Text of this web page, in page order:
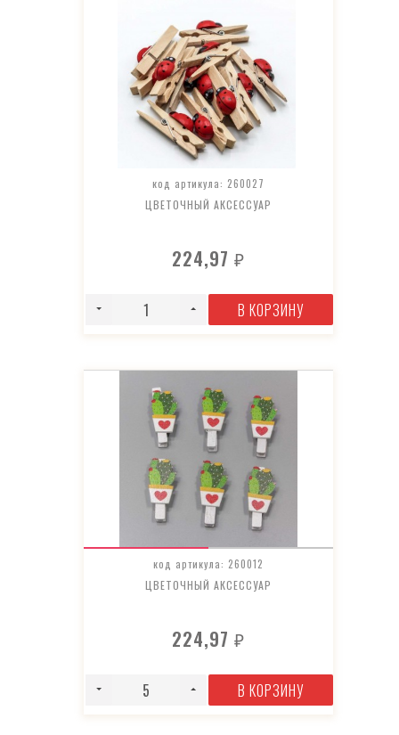
код артикула: 260027
ЦВЕТОЧНЫЙ АКСЕССУАР
224,97₽
В КОРЗИНУ
код артикула: 260012
ЦВЕТОЧНЫЙ АКСЕССУАР
224,97₽
В КОРЗИНУ